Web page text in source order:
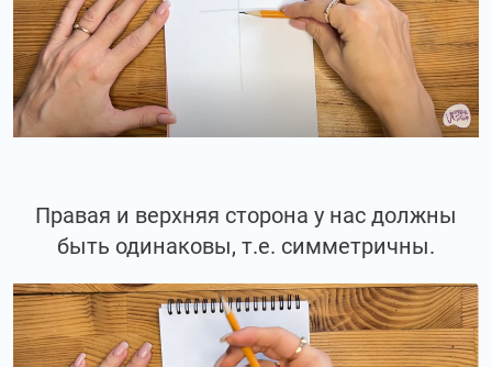
Правая и верхняя сторона у нас должны
быть одинаковы, т.е. симметричны.